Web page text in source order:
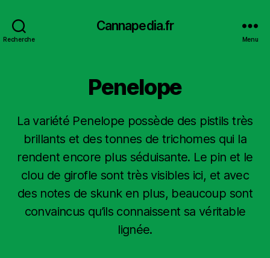
Recherche
Cannapedia.fr
Menu
Penelope
La variété Penelope possède des pistils très
brillants et des tonnes de trichomes qui la
rendent encore plus séduisante. Le pin et le
clou de girofle sont très visibles ici, et avec
des notes de skunk en plus, beaucoup sont
convaincus qu’ils connaissent sa véritable
lignée.